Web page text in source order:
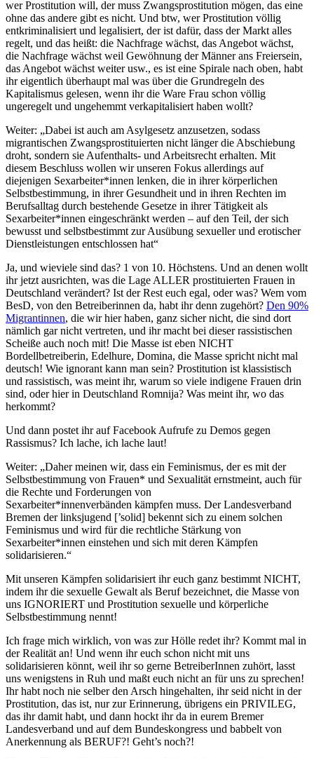
wer Prostitution will, der muss Zwangsprostitution mögen, das eine
ohne das andere gibt es nicht. Und btw, wer Prostitution völlig
entkriminalisiert und legalisiert, der ist dafür, dass der Markt alles
regelt, und das heißt: die Nachfrage wächst, das Angebot wächst,
die Nachfrage wächst weil Gewöhnung der Männer ans Freiersein,
das Angebot wächst weiter usw., es ist eine Spirale nach oben, habt
ihr eigentlich überhaupt mal was über die Grundregeln des
Kapitalismus gelesen, wenn ihr die Ware Frau schon völlig
ungeregelt und ungehemmt verkapitalisiert haben wollt?
Weiter: „Dabei ist auch am Asylgesetz anzusetzen, sodass
migrantischen Zwangsprostituierten nicht länger die Abschiebung
droht, sondern sie Aufenthalts- und Arbeitsrecht erhalten. Mit
diesem Beschluss wollen wir unseren Fokus allerdings auf
diejenigen Sexarbeiter*innen lenken, die in ihrer körperlichen
Selbstbestimmung, in ihrer Gesundheit und in ihren Rechten im
Berufsalltag durch bestehende Gesetze in ihrer Tätigkeit als
Sexarbeiter*innen eingeschränkt werden – auf den Teil, der sich
bewusst und selbstbestimmt zur Ausübung sexueller und erotischer
Dienstleistungen entschlossen hat“
Ja, und wieviele sind das? 1 von 10. Höchstens. Und an denen wollt
ihr jetzt ausrichten, was die Lage ALLER prostituierten Frauen in
Deutschland verändert? Ist der Rest euch egal, oder was? Wem vom
BesD, von den Betreiberinnen da, habt ihr denn zugehört? Den 90%
Migrantinnen, die wir hier haben, ganz sicher nicht, die sind dort
nämlich gar nicht vertreten, und ihr macht bei dieser rassistischen
Scheiße auch noch mit! Die Masse ist eben NICHT
Bordellbetreiberin, Edelhure, Domina, die Masse spricht nicht mal
deutsch! Wie ignorant kann man sein? Prostitution ist klassistisch
und rassistisch, was meint ihr, warum so viele indigene Frauen drin
sind, oder hier in Deutschland Romnija? Was meint ihr, wo das
herkommt?
Und dann postet ihr auf Facebook Aufrufe zu Demos gegen
Rassismus? Ich lache, ich lache laut!
Weiter: „Daher meinen wir, dass ein Feminismus, der es mit der
Selbstbestimmung von Frauen* und Sexualität ernstmeint, auch für
die Rechte und Forderungen von
Sexarbeiter*innenverbänden kämpfen muss. Der Landesverband
Bremen der linksjugend [’solid] bekennt sich zu einem solchen
Feminismus und wird für die rechtliche Stärkung von
Sexarbeiter*innen einstehen und sich mit deren Kämpfen
solidarisieren.“
Mit unseren Kämpfen solidarisiert ihr euch ganz bestimmt NICHT,
indem ihr die sexuelle Gewalt als Beruf bezeichnet, die Masse von
uns IGNORIERT und Prostitution sexuelle und körperliche
Selbstbestimmung nennt!
Ich frage mich wirklich, von was zur Hölle redet ihr? Kommt mal in
der Realität an! Und wenn ihr euch schon nicht mit uns
solidarisieren könnt, weil ihr so gerne BetreiberInnen zuhört, lasst
uns wenigstens in Ruh und maßt euch nicht an für uns zu sprechen!
Ihr habt noch nie selber den Arsch hingehalten, ihr seid nicht in der
Prostitution, das ist, nur zur Erinnerung, übrigens ein PRIVILEG,
das ihr damit habt, und dann hockt ihr da in eurem Bremer
Landesverband und auf dem Bundeskongress und babbelt von
Anerkennung als BERUF?! Geht’s noch?!